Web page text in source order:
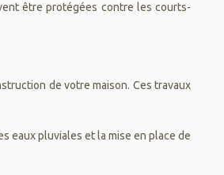
être protégées contre les courts-
de votre maison. Ces travaux
eaux pluviales et la mise en place de